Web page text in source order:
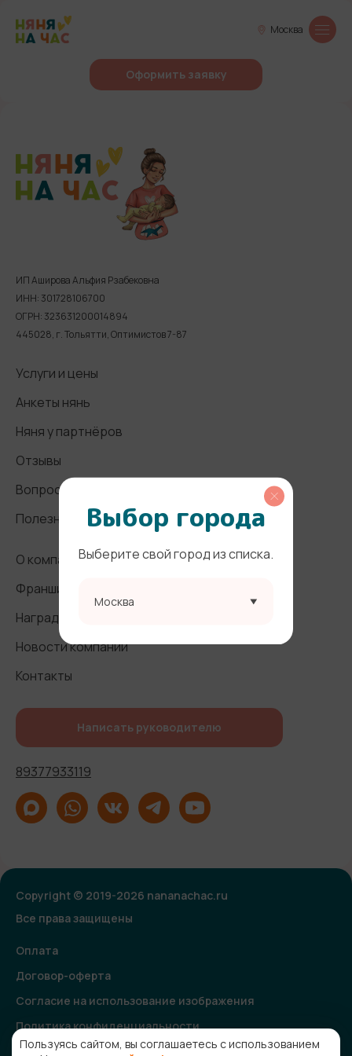
Москва
Оформить заявку
ИП Аширова Альфия Рзабековна
ИНН: 301728106700
ОГРН: 323631200014894
445028, г. Тольятти, Оптимистов 7-87
Услуги и цены
Анкеты нянь
Няня у партнёров
Отзывы
Вопросы и ответы
Полезные статьи
О компании
Франшиза
Награды и СМИ
Новости компании
Контакты
Написать руководителю
89377933119
Copyright © 2019-2026 nananachac.ru
Все права защищены
Оплата
Договор-оферта
Согласие на использование изображения
Политика конфиденциальности
Согласие на получение рекламной и информационной
Выбор города
Выберите свой город из списка.
Москва
Пользуясь сайтом, вы соглашаетесь с использованием